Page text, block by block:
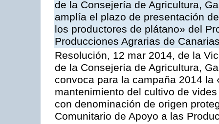
de la Consejería de Agricultura,
amplía el plazo de presentación
los productores de plátano» del
Producciones Agrarias de
Resolución, 12 mar 2014, de la
de la Consejería de Agricultura,
convoca para la campaña 2014 la
mantenimiento del cultivo de
con denominación de origen
Comunitario de Apoyo a las